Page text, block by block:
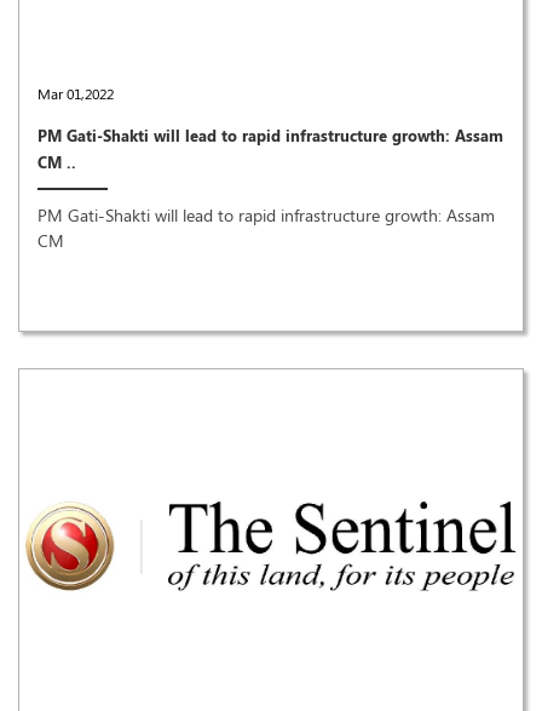
Mar 01,2022
PM Gati-Shakti will lead to rapid infrastructure growth: Assam
CM ..
PM Gati-Shakti will lead to rapid infrastructure growth: Assam
CM